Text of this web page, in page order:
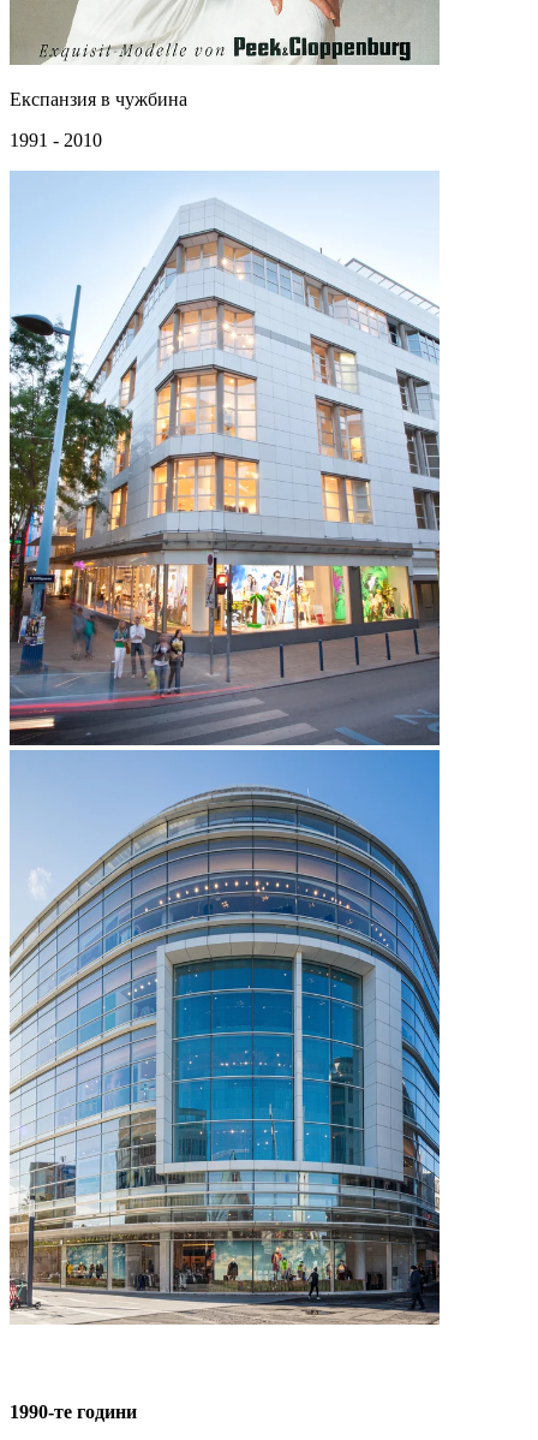
Експанзия в чужбина
1991 - 2010
1990-те години